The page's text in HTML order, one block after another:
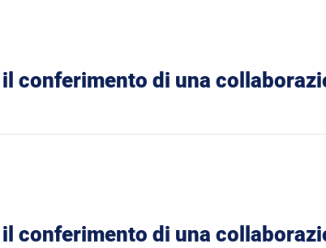
conferimento di una
conferimento di una